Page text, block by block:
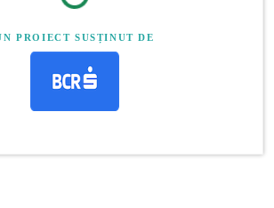
PROIECT SUSȚINUT DE